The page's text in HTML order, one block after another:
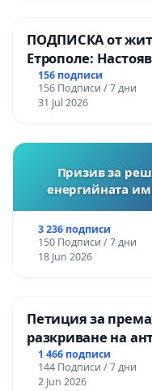
ПОДПИСКА от
Етрополе:
“Елаците-МЕД”
изпълнят
156 подписи
156 Подписи / 7 дни
31 Jul 2026
Призив за
енергийната
3 236 подписи
150 Подписи / 7 дни
18 Jun 2026
Петиция за
разкриване на
Могиланската
1 466 подписи
144 Подписи / 7 дни
2 Jun 2026